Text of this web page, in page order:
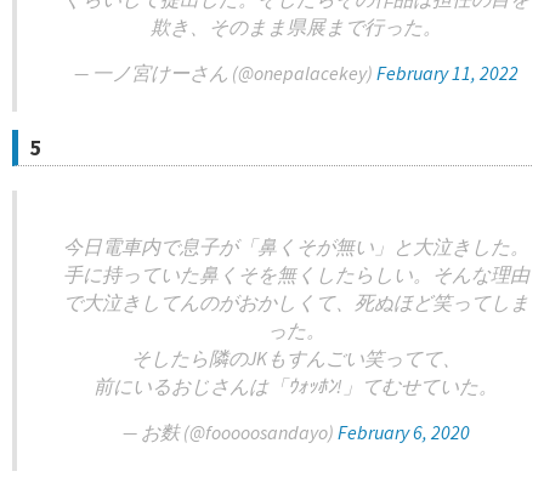
欺き、そのまま県展まで行った。
— 一ノ宮けーさん (@onepalacekey) February 11, 2022
5
今日電車内で息子が「鼻くそが無い」と大泣きした。
手に持っていた鼻くそを無くしたらしい。そんな理由
で大泣きしてんのがおかしくて、死ぬほど笑ってしま
った。
そしたら隣のJKもすんごい笑ってて、
前にいるおじさんは「ｳｫｯﾎﾝ!」てむせていた。
— お麩 (@fooooosandayo) February 6, 2020